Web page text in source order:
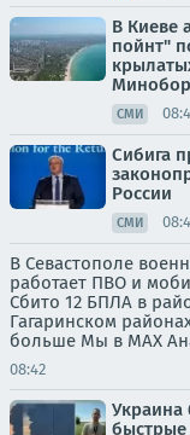
В Киеве
пойнт"
СМИ
Сибига
России
СМИ
В Севастополе
работает ПВО и
Сбито 12 БПЛА в
Гагаринском
больше Мы в MAX
08:42
Украина
быстрые